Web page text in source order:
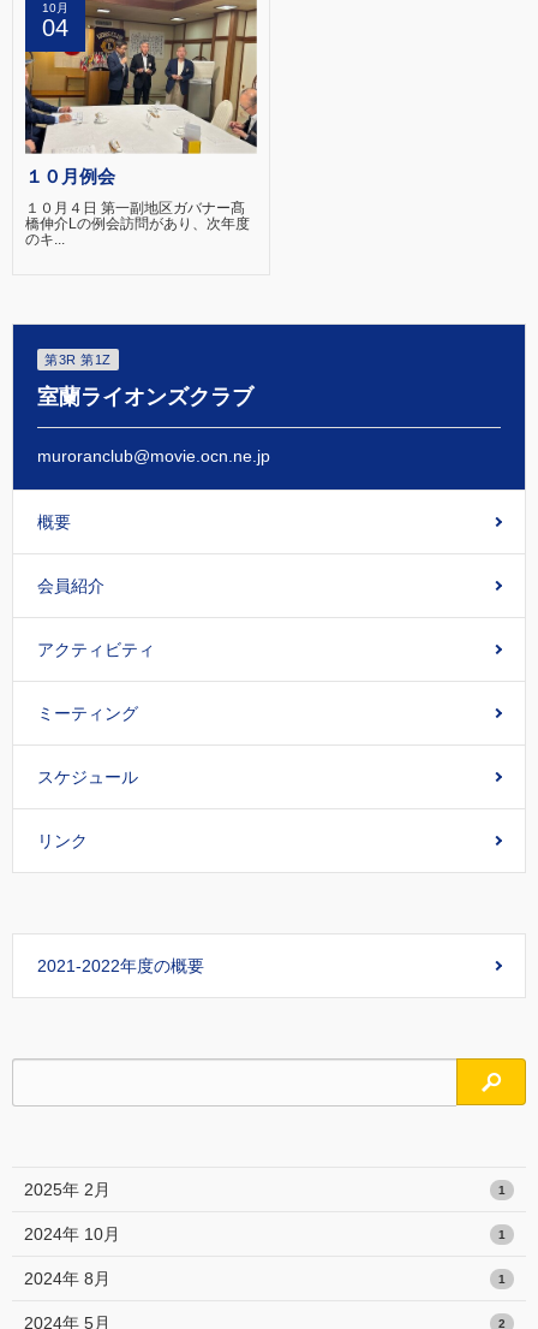
10月
04
１０月例会
１０月４日 第一副地区ガバナー髙
橋伸介Lの例会訪問があり、次年度
のキ...
第3R 第1Z
室蘭ライオンズクラブ
muroranclub@movie.ocn.ne.jp
概要
会員紹介
アクティビティ
ミーティング
スケジュール
リンク
2021-2022年度の概要
検索
2025年 2月 1
2024年 10月 1
2024年 8月 1
2024年 5月 2